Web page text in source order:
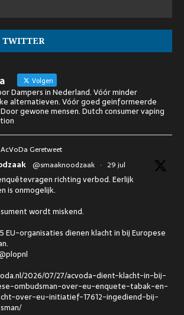
TWITTER
Volgen
Dampers in Nederland. Vóór minder
alternatieven. Vóór goed geinformeerde
gewone mensen. Dutch consumer vaping
AcVoDa Geretweet
@smaaknoodzaak · 29 jul
richting verbod. Eerlijk
is onmogelijk.
wordt miskend.
5 EU-organisaties dienen klacht in bij Europese
2026/07/27/acvoda-dient-klacht-in-bij-
ombudsman-over-eu-enquete-tabak-en-
over-eu-initiatief-17612-ingediend-bij-